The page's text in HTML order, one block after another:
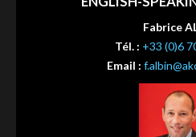
Fabrice
Tél. : +33 (0)6
Email :